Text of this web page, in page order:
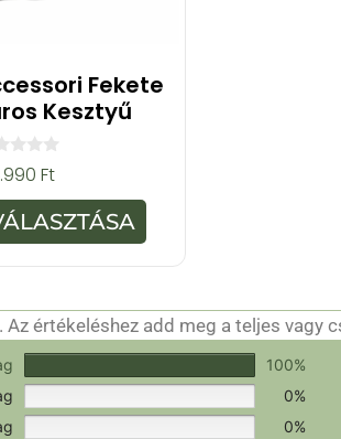
Fekete
Kesztyű
Ft
a
értékeléshez add meg a teljes vagy
csak a hitelesítéshez szükséges.
100%
0%
0%